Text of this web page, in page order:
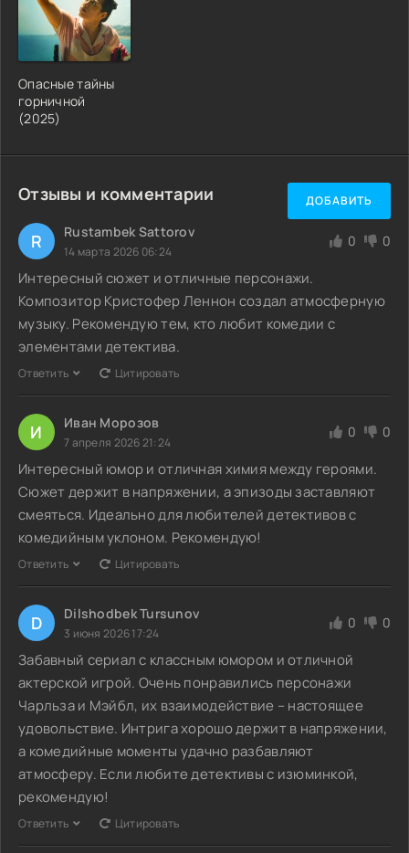
Опасные тайны
горничной
(2025)
Отзывы и комментарии ДОБАВИТЬ
R Rustambek Sattorov
14 марта 2026 06:24
0 0
Интересный сюжет и отличные персонажи.
Композитор Кристофер Леннон создал атмосферную
музыку. Рекомендую тем, кто любит комедии с
элементами детектива.
Ответить Цитировать
И Иван Морозов
7 апреля 2026 21:24
0 0
Интересный юмор и отличная химия между героями.
Сюжет держит в напряжении, а эпизоды заставляют
смеяться. Идеально для любителей детективов с
комедийным уклоном. Рекомендую!
Ответить Цитировать
D Dilshodbek Tursunov
3 июня 2026 17:24
0 0
Забавный сериал с классным юмором и отличной
актерской игрой. Очень понравились персонажи
Чарльза и Мэйбл, их взаимодействие – настоящее
удовольствие. Интрига хорошо держит в напряжении,
а комедийные моменты удачно разбавляют
атмосферу. Если любите детективы с изюминкой,
рекомендую!
Ответить Цитировать